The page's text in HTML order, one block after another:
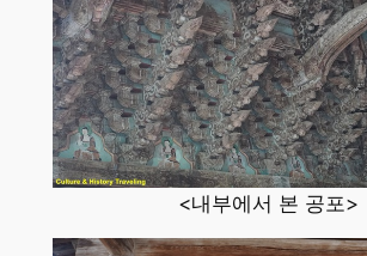
<내부에서 본 공포>